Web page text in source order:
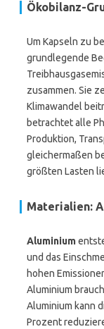
Ökobilanz-
Um Kapseln zu
grundlegende
zusammen. Sie
Klimawandel
betrachtet alle
Produktion,
gleichermaßen
größten Lasten
Materialien:
Aluminium
und das
hohen
Aluminium
Aluminium kann
Prozent